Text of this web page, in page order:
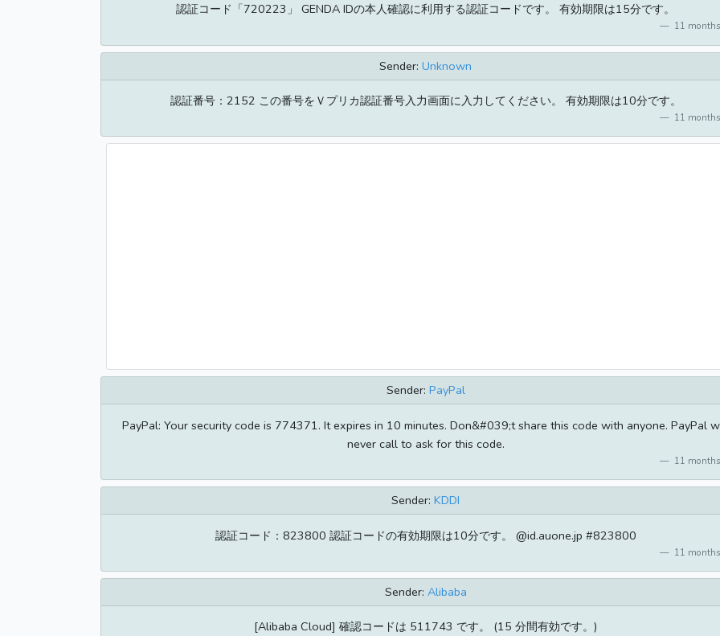
認証コード「720223」 GENDA IDの本人確認に利用する認証コードです。 有効期限は15分です。
11
Sender: Unknown
認証番号：2152 この番号をＶプリカ認証番号入力画面に入力してください。 有効期限は10分です。
11
Sender: PayPal
PayPal: Your security code is 774371. It expires in 10 minutes. Don&#039;t share this code with anyone. PayPal
never call to ask for this code.
11
Sender: KDDI
認証コード：823800 認証コードの有効期限は10分です。 @id.auone.jp #823800
11
Sender: Alibaba
[Alibaba Cloud] 確認コードは 511743 です。 (15 分間有効です。)